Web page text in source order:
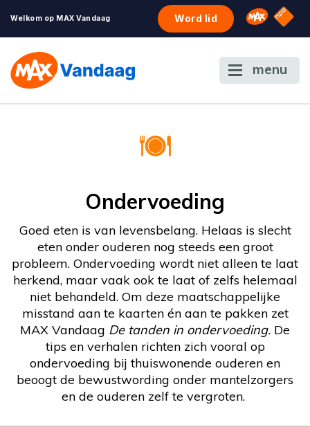
Welkom op MAX Vandaag Word lid Omroep
NPO
menu
Ondervoeding
Goed eten is van levensbelang. Helaas is slecht
eten onder ouderen nog steeds een groot
probleem. Ondervoeding wordt niet alleen te laat
herkend, maar vaak ook te laat of zelfs helemaal
niet behandeld. Om deze maatschappelijke
misstand aan te kaarten én aan te pakken zet
MAX Vandaag De tanden in ondervoeding. De
tips en verhalen richten zich vooral op
ondervoeding bij thuiswonende ouderen en
beoogt de bewustwording onder mantelzorgers
en de ouderen zelf te vergroten.